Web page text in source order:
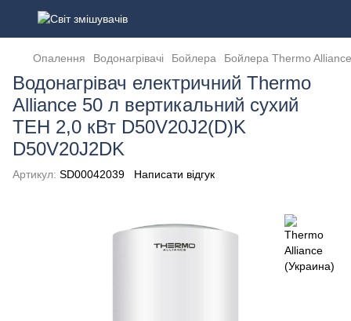
Опалення Водонагрівачі Бойлера Бойлера Thermo
Водонагрівач електричний Thermo
Alliance 50 л вертикальний сухий
ТЕН 2,0 кВт D50V20J2(D)K
D50V20J2DK
Артикул: SD00042039 Написати відгук